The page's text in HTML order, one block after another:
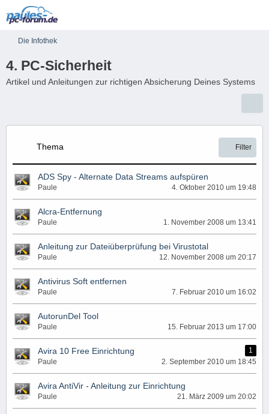
Die Infothek
4. PC-Sicherheit
Artikel und Anleitungen zur richtigen Absicherung Deines Systems
Thema Filter
ADS Spy - Alternate Data Streams aufspüren
Paule 4. Oktober 2010 um 19:48
Alcra-Entfernung
Paule 1. November 2008 um 13:41
Anleitung zur Dateiüberprüfung bei Virustotal
Paule 12. November 2008 um 20:17
Antivirus Soft entfernen
Paule 7. Februar 2010 um 16:02
AutorunDel Tool
Paule 15. Februar 2013 um 17:00
Avira 10 Free Einrichtung
1
Paule
2. September 2010 um 18:45
Avira AntiVir - Anleitung zur Einrichtung
Paule 21. März 2009 um 20:02